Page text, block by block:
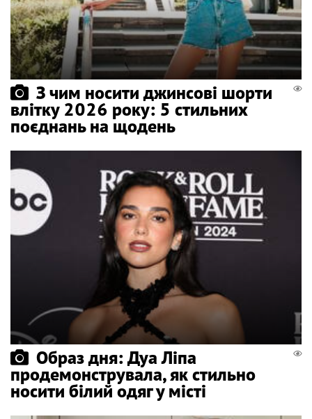
З чим носити джинсові шорти
влітку 2026 року: 5 стильних
поєднань на щодень
Образ дня: Дуа Ліпа
продемонструвала, як стильно
носити білий одяг у місті